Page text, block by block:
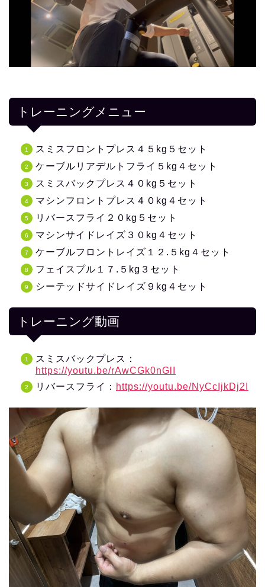
トレーニングメニュー
スミスフロントプレス４５kg５セット
ケーブルリアデルトフライ５kg４セット
スミスバックプレス４０kg５セット
マシンフロントプレス４０kg４セット
リバースフライ２０kg５セット
マシンサイドレイズ３０kg４セット
ケーブルフロントレイズ１２.５kg４セット
フェイスプル１７.５kg３セット
シーテッドサイドレイズ９kg４セット
トレーニング動画
スミスバックプレス：
https://youtu.be/rAwCGk0nGlI
リバースフライ： https://youtu.be/NyCcIjkDj2I